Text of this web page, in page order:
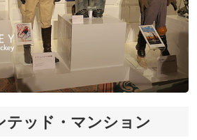
テッド・マンション